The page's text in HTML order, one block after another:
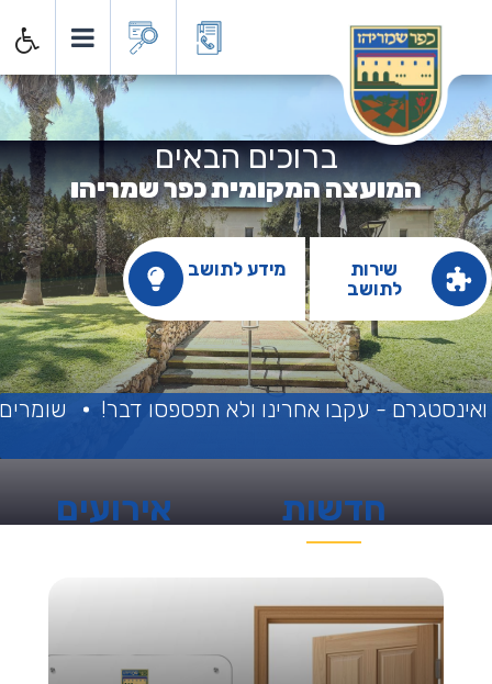
המועצה המקומית כפר
ברוכים הבאים
המועצה המקומית כפר שמריהו
שירות
לתושב
מידע לתושב
- עקבו אחרינו ולא תפספסו דבר! שומרים
חדשות אירועים